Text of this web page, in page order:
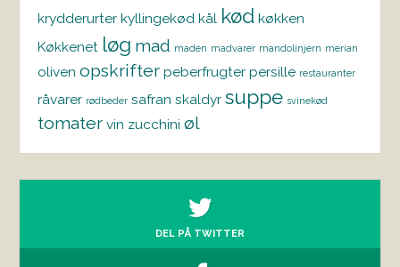
krydderurter kyllingekød kål kød køkken
Køkkenet løg mad maden madvarer mandolinjern merian
oliven opskrifter peberfrugter persille restauranter
råvarer rødbeder safran skaldyr suppe svinekød
tomater vin zucchini øl
DEL PÅ TWITTER